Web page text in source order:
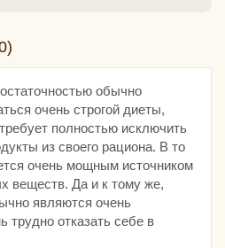
обычно
очень строгой диеты,
полностью исключить
из своего рациона. В то
очень мощным источником
веществ. Да и к тому же,
являются очень
трудно отказать себе в